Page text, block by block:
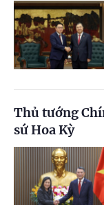
Thủ tướng
sứ Hoa Kỳ